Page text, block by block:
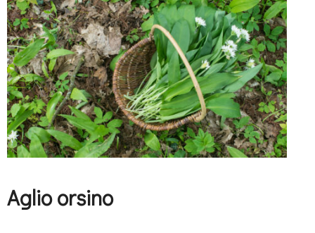
Aglio orsino